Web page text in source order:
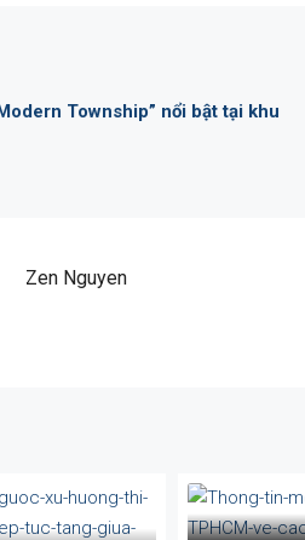
Township” nổi bật tại khu
Zen Nguyen